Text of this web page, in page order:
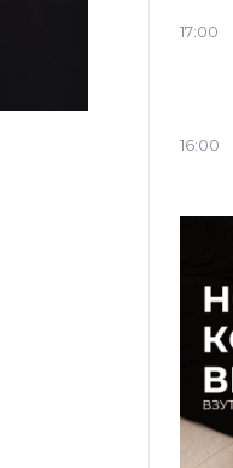
17:00
16:00